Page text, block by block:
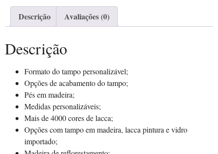
Descrição Avaliações (0)
Descrição
Formato do tampo personalizável;
Opções de acabamento do tampo;
Pés em madeira;
Medidas personalizáveis;
Mais de 4000 cores de lacca;
Opções com tampo em madeira, lacca pintura e vidro
importado;